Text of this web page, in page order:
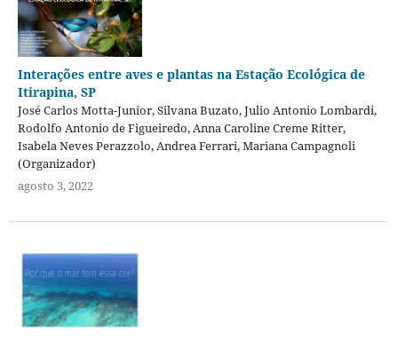
Interações entre aves e plantas na Estação Ecológica de
Itirapina, SP
José Carlos Motta-Junior, Silvana Buzato, Julio Antonio Lombardi,
Rodolfo Antonio de Figueiredo, Anna Caroline Creme Ritter,
Isabela Neves Perazzolo, Andrea Ferrari, Mariana Campagnoli
(Organizador)
agosto 3, 2022